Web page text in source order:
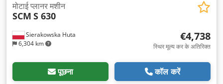
Sierakowska Huta
6,304 km
मोटाई प्लानर मशीन
SCM S 630
€4,738
स्थिर मूल्य कर के अतिरिक्त
पूछना कॉल करें